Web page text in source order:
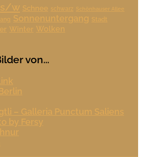
s/w Schnee schwarz Schönhauser Allee
Sonnenuntergang Stadt
Winter Wolken
von...
– Galleria Punctum Saliens
by Fersy